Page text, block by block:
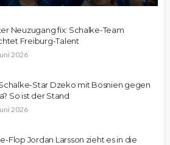
Neuzugang fix: Schalke-Team
Freiburg-Talent
2026
Star Dzeko mit Bosnien gegen
So ist der Stand
2026
Flop Jordan Larsson zieht es in die